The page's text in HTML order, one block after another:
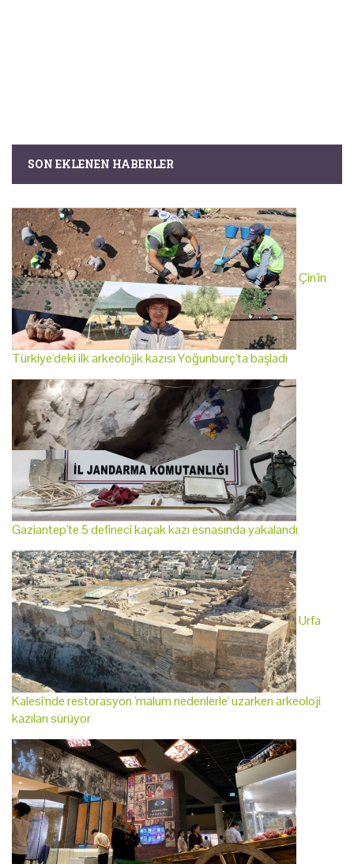
SON EKLENEN HABERLER
Çin'in
Türkiye'deki ilk arkeolojik kazısı Yoğunburç'ta başladı
Gaziantep'te 5 defineci kaçak kazı esnasında yakalandı
Urfa
Kalesi'nde restorasyon 'malum nedenlerle' uzarken arkeoloji
kazıları sürüyor